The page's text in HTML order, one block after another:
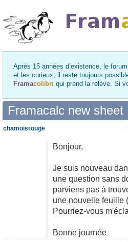
Après 15 années d’existence, le
et les curieux, il reste toujours
Framacolibri qui prend la relève. Si
Framacalc new sheet
Bonjour,
Je suis nouveau
une question sans
parviens pas à
une nouvelle feuille
Pourriez-vous
Bonne journée
chamoisrouge